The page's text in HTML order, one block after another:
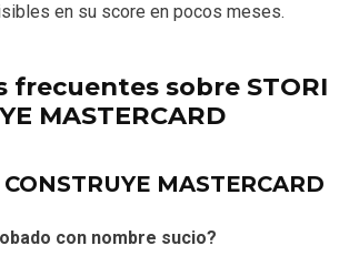
en su score en pocos meses.
frecuentes sobre STORI
MASTERCARD
MASTERCARD
con nombre sucio?